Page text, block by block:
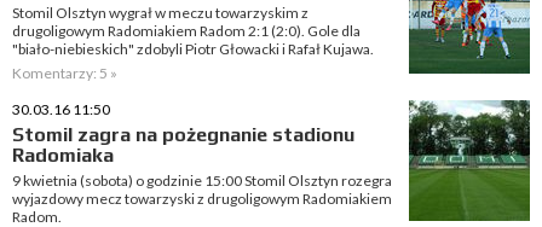
Stomil Olsztyn wygrał w meczu towarzyskim z
drugoligowym Radomiakiem Radom 2:1 (2:0). Gole dla
"biało-niebieskich" zdobyli Piotr Głowacki i Rafał Kujawa.
Komentarzy: 5 »
30.03.16 11:50
Stomil zagra na pożegnanie stadionu
Radomiaka
9 kwietnia (sobota) o godzinie 15:00 Stomil Olsztyn rozegra
wyjazdowy mecz towarzyski z drugoligowym Radomiakiem
Radom.